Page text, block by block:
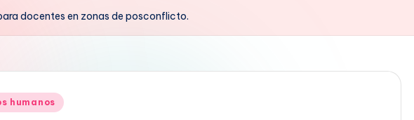
docentes en zonas de posconflicto.
humanos